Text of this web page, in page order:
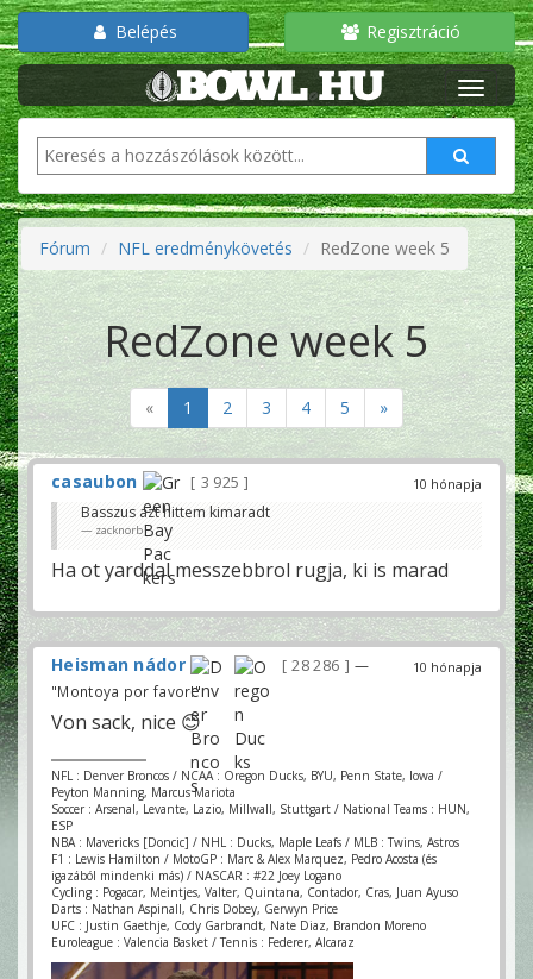
Belépés Regisztráció
Fórum NFL eredménykövetés RedZone week 5
RedZone week 5
« 1 2 3 4 5 »
10 hónapja
casaubon
3 925
Basszus azt hittem kimaradt
zacknorb
Ha ot yarddal messzebbrol rugja, ki is marad
10 hónapja
Heisman nádor 28 286
—
"Montoya por favor!"
Von sack, nice 😊
NFL : Denver Broncos / NCAA : Oregon Ducks, BYU, Penn State, Iowa /
Peyton Manning, Marcus Mariota
Soccer : Arsenal, Levante, Lazio, Millwall, Stuttgart / National Teams : HUN,
ESP
NBA : Mavericks [Doncic] / NHL : Ducks, Maple Leafs / MLB : Twins, Astros
F1 : Lewis Hamilton / MotoGP : Marc & Alex Marquez, Pedro Acosta (és
igazából mindenki más) / NASCAR : #22 Joey Logano
Cycling : Pogacar, Meintjes, Valter, Quintana, Contador, Cras, Juan Ayuso
Darts : Nathan Aspinall, Chris Dobey, Gerwyn Price
UFC : Justin Gaethje, Cody Garbrandt, Nate Diaz, Brandon Moreno
Euroleague : Valencia Basket / Tennis : Federer, Alcaraz